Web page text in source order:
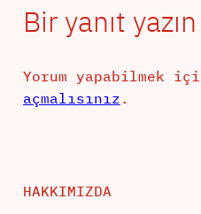
Bir yanıt yazın
Yorum yapabilmek
açmalısınız .
HAKKIMIZDA